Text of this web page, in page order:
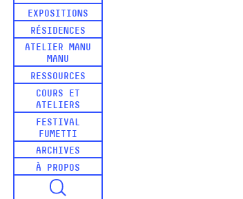
EXPOSITIONS
RÉSIDENCES
ATELIER MANU
MANU
RESSOURCES
COURS ET
ATELIERS
FESTIVAL
FUMETTI
ARCHIVES
À PROPOS